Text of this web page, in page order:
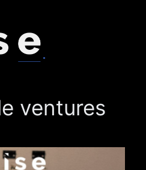
ventures